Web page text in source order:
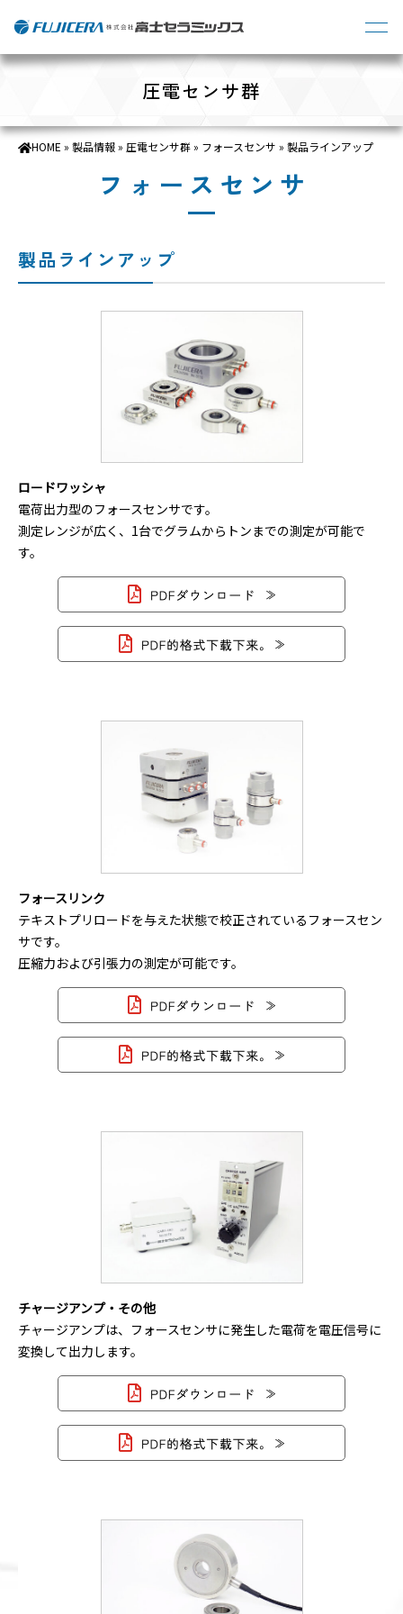
圧電センサ群
HOME » 製品情報» 圧電センサ群» フォースセンサ » 製品ラインアップ
フォースセンサ
製品ラインアップ
ロードワッシャ
電荷出力型のフォースセンサです。
測定レンジが広く、1台でグラムからトンまでの測定が可能で
す。
フォースリンク
テキストプリロードを与えた状態で校正されているフォースセン
サです。
圧縮力および引張力の測定が可能です。
チャージアンプ・その他
チャージアンプは、フォースセンサに発生した電荷を電圧信号に
変換して出力します。